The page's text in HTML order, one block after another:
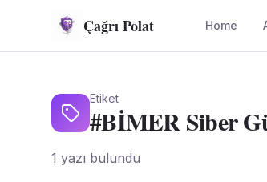
Çağrı Polat Home
Etiket
#BİMER Siber
1 yazı bulundu